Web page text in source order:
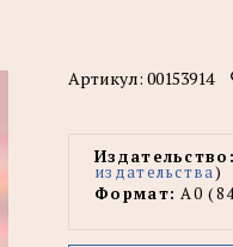
Артикул: 00153914
Издательство:
издательства)
Формат: А0